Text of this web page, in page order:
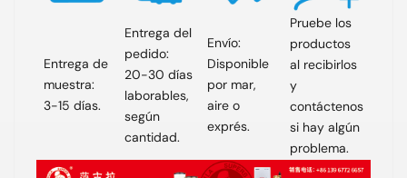
Entrega de
muestra:
3-15 días.
Entrega del
pedido:
20-30 días
laborables,
según
cantidad.
Envío:
Disponible
por mar,
aire o
exprés.
Pruebe los
productos
al recibirlos
y
contáctenos
si hay algún
problema.